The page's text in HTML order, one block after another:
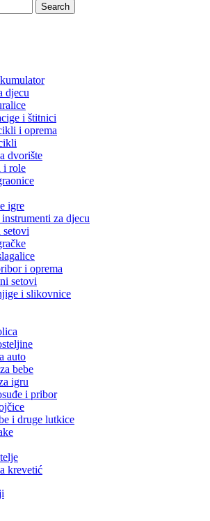
Search
djecu
i štitnici
i oprema
dvorište
i role
igre
za djecu
i oprema
setovi
i slikovnice
auto
bebe
igru
i pribor
i druge lutkice
krevetić